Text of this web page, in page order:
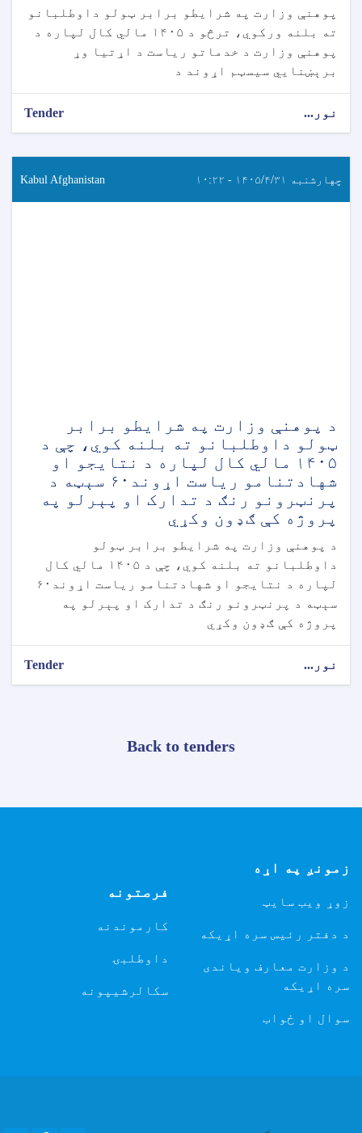
پوهنې وزارت په شرایطو برابر ټولو داوطلبانو
ته بلنه ورکوي، ترڅو د ۱۴۰۵ مالي کال لپاره د
پوهنې وزارت د خدماتو ریاست د اړتیا وړ
برېښنايي سیسټم اړوند د
نور... Tender
چهارشنبه ۱۴۰۵/۴/۳۱ - ۱۰:۲۲ Kabul Afghanistan
د پوهنې وزارت په شرایطو برابر
ټولو داوطلبانو ته بلنه کوي، چې د
۱۴۰۵ مالي کال لپاره د نتایجو او
شهادتنامو ریاست اړوند۶۰ سېټه د
پرنټرونو رنګ د تدارک او پېرلو په
پروژه کې ګډون وکړي
د پوهنې وزارت په شرایطو برابر ټولو
داوطلبانو ته بلنه کوي، چې د ۱۴۰۵ مالي کال
لپاره د نتایجو او شهادتنامو ریاست اړوند۶۰
سېټه د پرنټرونو رنګ د تدارک او پېرلو په
پروژه کې ګډون وکړي
نور... Tender
Back to tenders
زمونږ په اړه
زوړ ویب سایټ
د دفتر رئیس سره اړیکه
د وزارت معارف ویاندی
سره اړیکه
سوال او ځواب
فرصتونه
کارموندنه
داوطلبۍ
سکالرشیپونه